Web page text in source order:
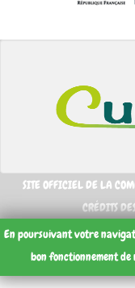
SITE OFFICIEL DE LA
CRÉDITS
En poursuivant votre
bon fonctionnement de